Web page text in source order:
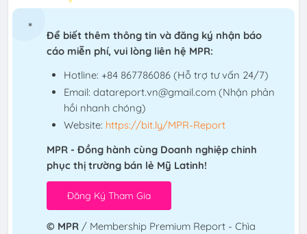
Để biết thêm thông tin và đăng ký nhận báo
cáo miễn phí, vui lòng liên hệ MPR:
Hotline: +84 867786086 (Hỗ trợ tư vấn 24/7)
Email: datareport.vn@gmail.com (Nhận phản
hồi nhanh chóng)
Website: https://bit.ly/MPR-Report
MPR - Đồng hành cùng Doanh nghiệp chinh
phục thị trường bán lẻ Mỹ Latinh!
© MPR / Membership Premium Report - Chìa